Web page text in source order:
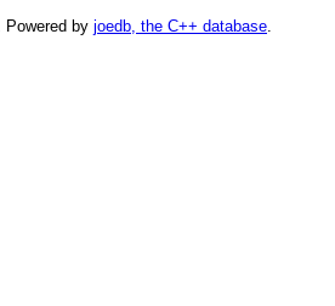
. Powered by joedb, the C++ database